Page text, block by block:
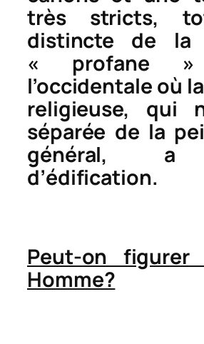
très stricts,
distincte de la
« profane
l’occidentale où
religieuse, qui
séparée de la
général, a
d’édification.
Peut-on
Homme?